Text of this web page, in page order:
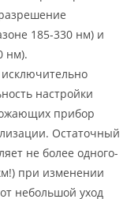
185-330 нм) и
нм).
настройки
прибор
Остаточный
не более одного-
при изменении
небольшой уход